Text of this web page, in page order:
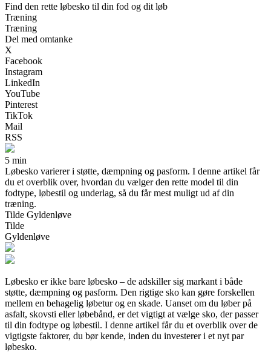
Find den rette løbesko til din fod og dit løb
Træning
Træning
Del med omtanke
X
Facebook
Instagram
LinkedIn
YouTube
Pinterest
TikTok
Mail
RSS
5 min
Løbesko varierer i støtte, dæmpning og pasform. I denne artikel får
du et overblik over, hvordan du vælger den rette model til din
fodtype, løbestil og underlag, så du får mest muligt ud af din
træning.
Tilde Gyldenløve
Tilde
Gyldenløve
Løbesko er ikke bare løbesko – de adskiller sig markant i både
støtte, dæmpning og pasform. Den rigtige sko kan gøre forskellen
mellem en behagelig løbetur og en skade. Uanset om du løber på
asfalt, skovsti eller løbebånd, er det vigtigt at vælge sko, der passer
til din fodtype og løbestil. I denne artikel får du et overblik over de
vigtigste faktorer, du bør kende, inden du investerer i et nyt par
løbesko.